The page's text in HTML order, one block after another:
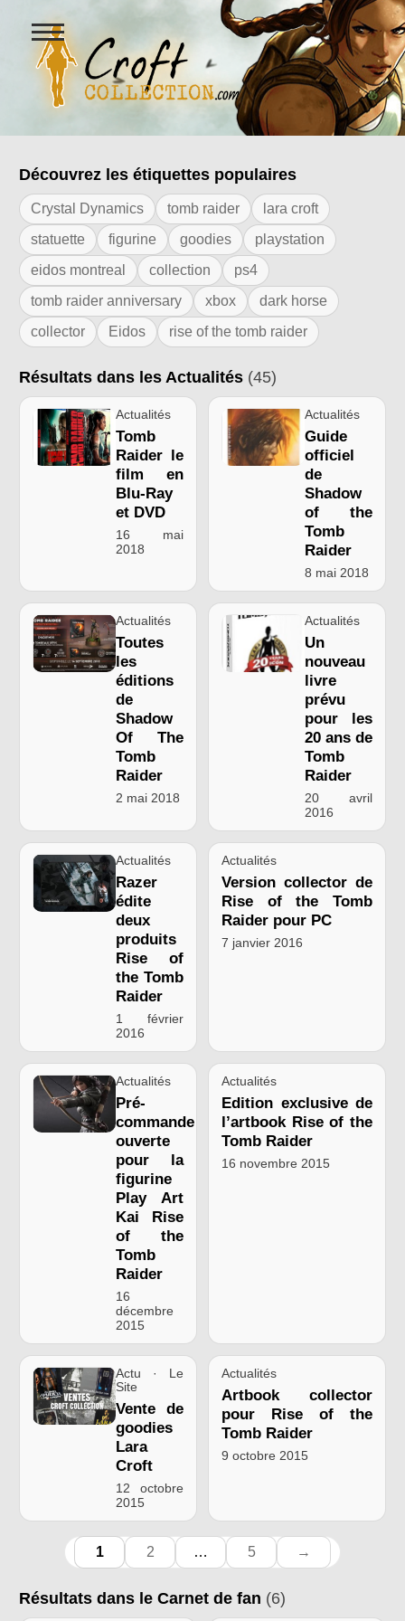
Figurines Lara Croft et
Ouvrir
le
menu
Résultats de l'étiquette "square enix"
Découvrez les étiquettes populaires
Crystal Dynamics tomb raider
lara croft
statuette
figurine goodies
playstation
eidos montreal
collection
ps4
tomb raider anniversary
xbox
dark horse
collector
Eidos rise of the tomb raider
Résultats dans les Actualités (45)
Actualités
Tomb
Raider le
film en
Blu-Ray
et DVD
16 mai
2018
Actualités
Guide
officiel
de
Shadow
of the
Tomb
Raider
8 mai 2018
Actualités
Toutes
les
éditions
de
Shadow
Of The
Tomb
Raider
2 mai 2018
Actualités
Un
nouveau
livre
prévu
pour les
20 ans de
Tomb
Raider
20 avril
2016
Actualités
Razer
édite
deux
produits
Rise of
the Tomb
Raider
1 février
2016
Actualités
Version collector de
Rise of the Tomb
Raider pour PC
7 janvier 2016
Actualités
Pré-
commande
ouverte
pour la
figurine
Play Art
Kai Rise
of the
Tomb
Raider
16
décembre
2015
Actualités
Edition exclusive de
l’artbook Rise of the
Tomb Raider
16 novembre 2015
Actu · Le
Site
Vente de
goodies
Lara
Croft
12 octobre
2015
Actualités
Artbook collector
pour Rise of the
Tomb Raider
9 octobre 2015
1 2 … 5 →
Résultats dans le Carnet de fan (6)